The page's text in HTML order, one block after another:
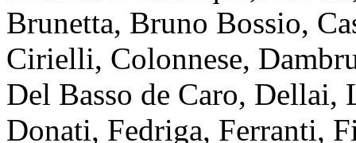
Brunetta, Bruno Bossio,
Cirielli, Colonnese,
Del Basso de Caro,
Donati, Fedriga, Ferranti,